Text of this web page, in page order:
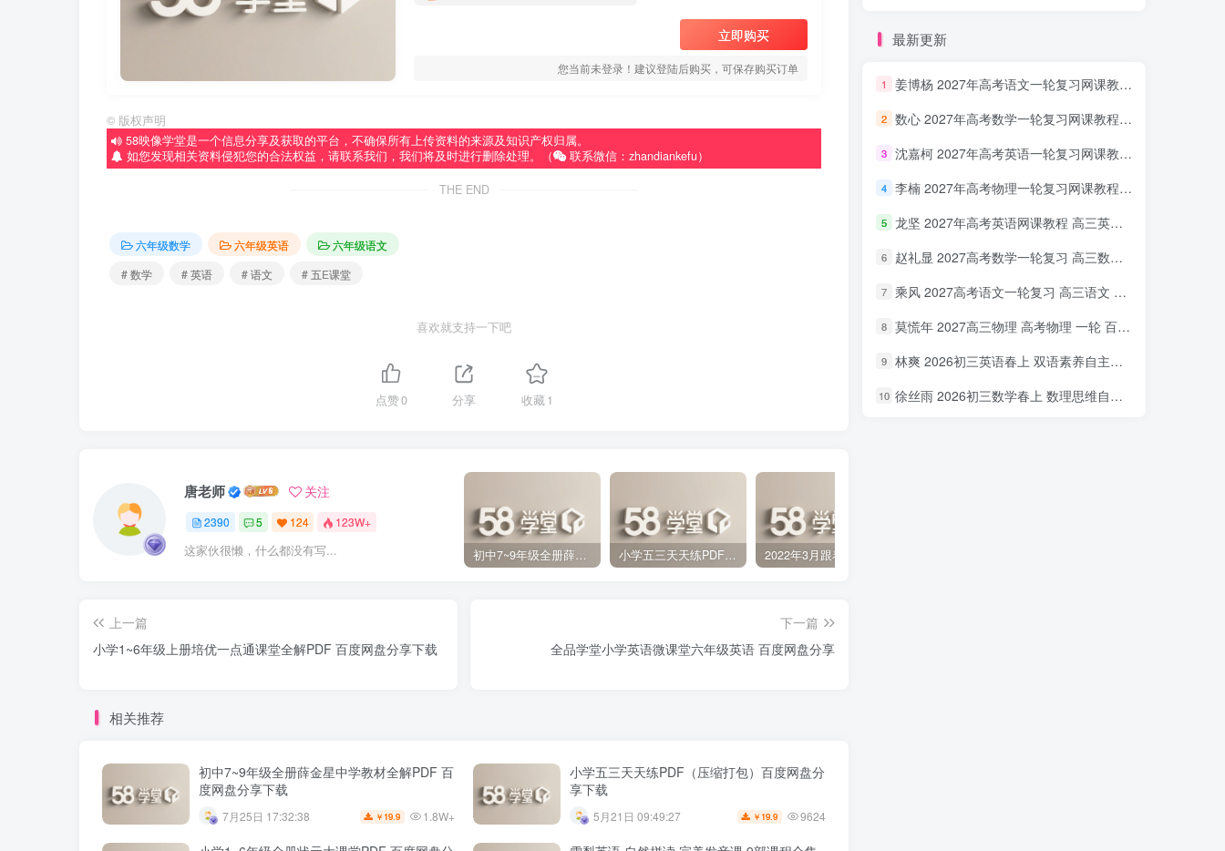
立即购买
您当前未登录！建议登陆后购买，可保存购买订单
© 版权声明
58映像学堂是一个信息分享及获取的平台，不确保所有上传资料的来源及知识产权归属。
如您发现相关资料侵犯您的合法权益，请联系我们，我们将及时进行删除处理。（
联系微信：zhandiankefu）
THE END
六年级数学 六年级英语
六年级语文
# 数学
# 英语 # 语文 # 五E课堂
喜欢就支持一下吧
点赞0 分享 收藏1
唐老师 关注
2390 5 124 123W+
这家伙很懒，什么都没有写... 初中7~9年级全册薛金星中学教材全解PDF 百度网盘分享下载 小学五三天天练PDF（压缩打包）百度网盘分享下载
上一篇
小学1~6年级上册培优一点通课堂全解PDF 百度网盘分享下载
下一篇
全品学堂小学英语微课堂六年级英语 百度网盘分享
相关推荐
初中7~9年级全册薛金星中学教材全解PDF 百
度网盘分享下载
7月25日 17:32:38 ￥ 19.9 1.8W+
小学五三天天练PDF（压缩打包）百度网盘分
享下载
5月21日 09:49:27 ￥ 19.9 9624
最新更新
1 姜博杨 2027年高考语文一轮复习网课教程 高三语文 上学期暑假班视频教程 百度网盘下载
2 数心 2027年高考数学一轮复习网课教程 高三数学 上学期暑假班视频教程 百度网盘下载
3 沈嘉柯 2027年高考英语一轮复习网课教程 高三英语 上学期暑假班视频教程 百度网盘下载
4 李楠 2027年高考物理一轮复习网课教程 高三物理 上学期暑假班视频教程 百度网盘下载
5 龙坚 2027年高考英语网课教程 高三英语 一轮复习视频教程 百度网盘下载
6 赵礼显 2027高考数学一轮复习 高三数学 网课视频教程暑假班 百度网盘下载
7 乘风 2027高考语文一轮复习 高三语文 网课视频教程暑秋班 百度网盘下载
8 莫慌年 2027高三物理 高考物理 一轮 百度网盘下载
9 林爽 2026初三英语春上 双语素养自主学习·TY·A+（一期）百度网盘下载
10 徐丝雨 2026初三数学春上 数理思维自主学习·TY·A+（二期）百度网盘下载